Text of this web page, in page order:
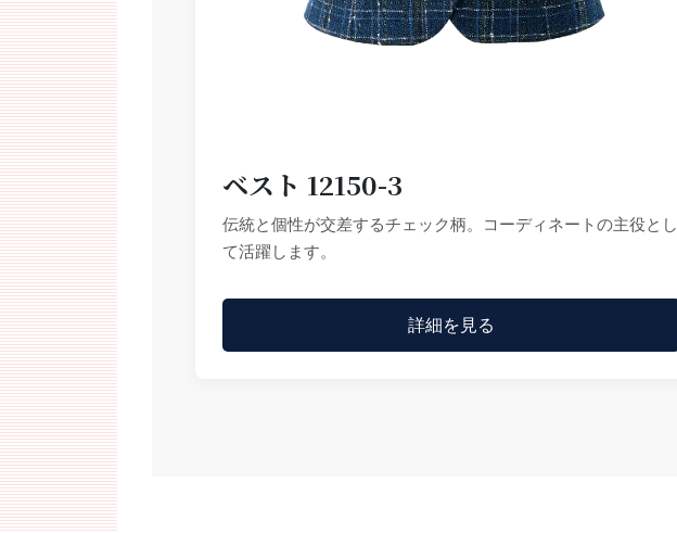
ベスト 12150-3
伝統と個性が交差するチェック柄。コーディネートの主役とし
て活躍します。
詳細を見る